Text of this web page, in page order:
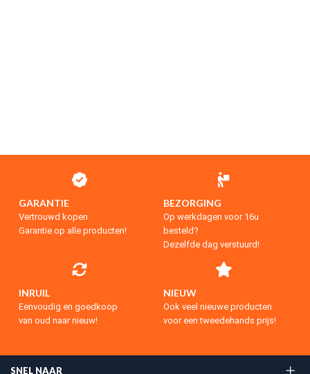
GARANTIE
Vertrouwd kopen
Garantie op alle producten!
BEZORGING
Op werkdagen voor 16u
besteld?
Dezelfde dag verstuurd!
INRUIL
Eenvoudig en goedkoop
van oud naar nieuw!
NIEUW
Ook veel nieuwe producten
voor een tweedehands prijs!
SNEL NAAR